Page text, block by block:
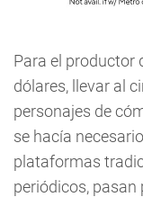
Para el productor
dólares, llevar al
personajes de
se hacía
plataformas
periódicos, pasan